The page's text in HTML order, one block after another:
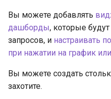
Вы можете добавлять
дашборды, которые
запросов, и настраивать
при нажатии на график
Вы можете создать
захотите.